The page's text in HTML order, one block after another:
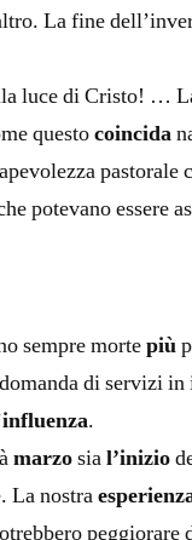
La fine
luce di Cristo! …
questocoincida
pastorale
potevano essere
sempre mortepiù
di servizi
influenza.
marzosial’inizio
La nostra